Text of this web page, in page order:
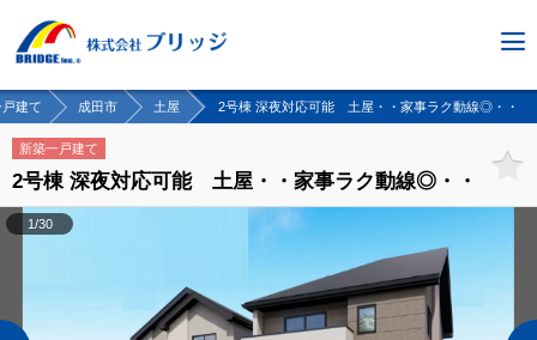
建て 成田市 土屋 2号棟 深夜対応可能 土屋・・家事ラク動線◎・・
新築一戸建て
2号棟 深夜対応可能 土屋・・家事ラク動線◎・・
1/30